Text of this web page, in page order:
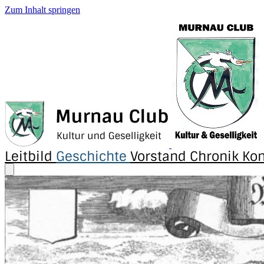
Zum Inhalt springen
Leitbild Geschichte Vorstand Chronik